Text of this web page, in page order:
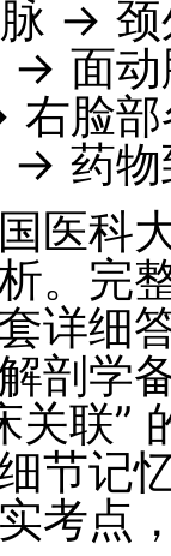
→ 颈
→ 面动
脸部
→ 药物
医科
。完
详细
剖学
联”
节记
考点